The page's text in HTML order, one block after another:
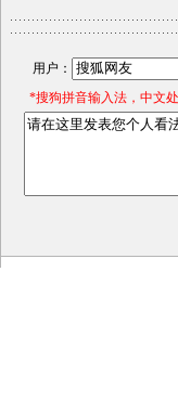
用户：
*搜狗拼音输入法，中文